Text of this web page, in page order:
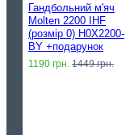
Гандбольний м'яч
Molten 2200 IHF
(розмір 0) H0X2200-
BY +подарунок
1190 грн. 1449 грн.